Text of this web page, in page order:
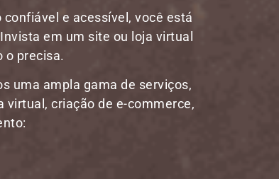
e acessível, você está
Invista em um site ou loja virtual
o precisa.
uma ampla gama de serviços,
virtual, criação de e-commerce,